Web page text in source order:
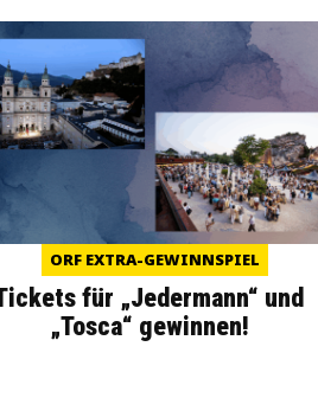
ORF EXTRA-GEWINNSPIEL
für „Jedermann“ und
„Tosca“ gewinnen!